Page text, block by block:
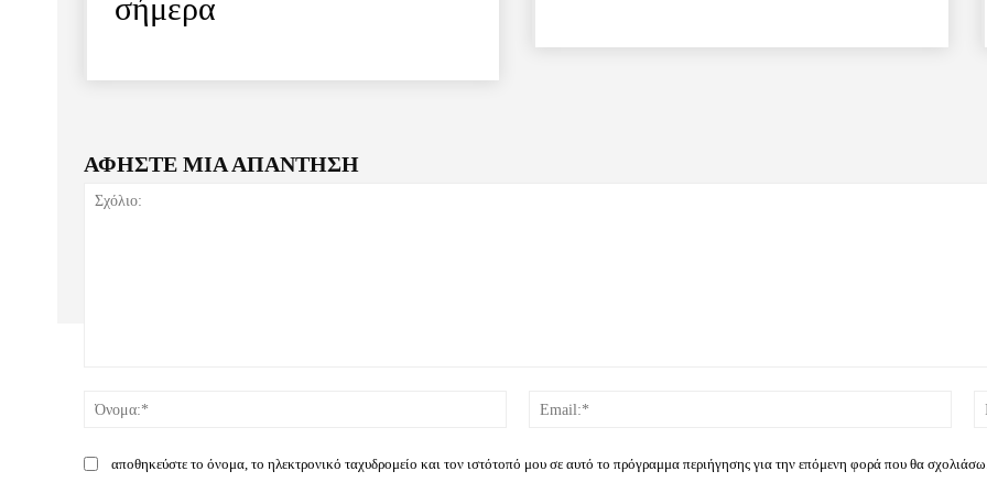
σήμερα
ΑΦΗΣΤΕ ΜΙΑ ΑΠΑΝΤΗΣΗ
Όνομα:*
αποθηκεύστε το όνομα, το ηλεκτρονικό ταχυδρομείο και τον ιστότοπό μου σε αυτό το πρόγραμμα περιήγησης για την επόμενη φορά που θα